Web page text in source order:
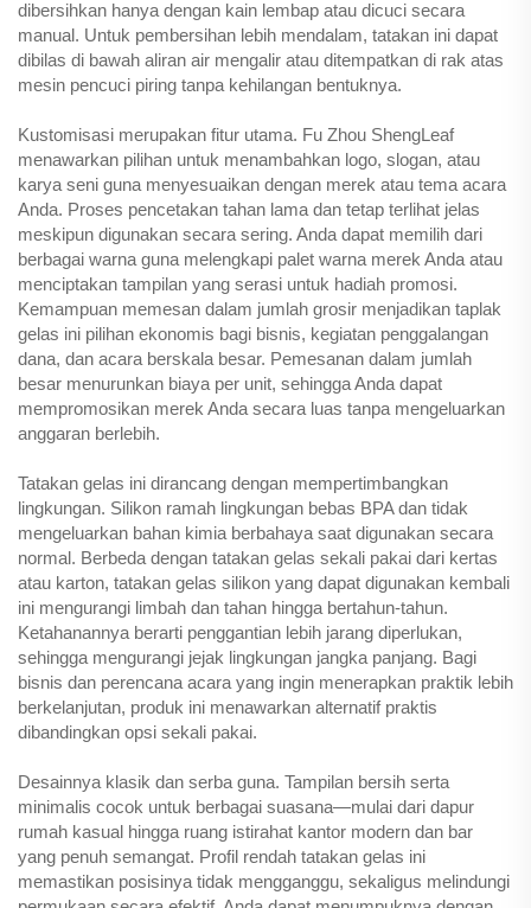
dibersihkan hanya dengan kain lembap atau dicuci secara
manual. Untuk pembersihan lebih mendalam, tatakan ini dapat
dibilas di bawah aliran air mengalir atau ditempatkan di rak atas
mesin pencuci piring tanpa kehilangan bentuknya.
Kustomisasi merupakan fitur utama. Fu Zhou ShengLeaf
menawarkan pilihan untuk menambahkan logo, slogan, atau
karya seni guna menyesuaikan dengan merek atau tema acara
Anda. Proses pencetakan tahan lama dan tetap terlihat jelas
meskipun digunakan secara sering. Anda dapat memilih dari
berbagai warna guna melengkapi palet warna merek Anda atau
menciptakan tampilan yang serasi untuk hadiah promosi.
Kemampuan memesan dalam jumlah grosir menjadikan taplak
gelas ini pilihan ekonomis bagi bisnis, kegiatan penggalangan
dana, dan acara berskala besar. Pemesanan dalam jumlah
besar menurunkan biaya per unit, sehingga Anda dapat
mempromosikan merek Anda secara luas tanpa mengeluarkan
anggaran berlebih.
Tatakan gelas ini dirancang dengan mempertimbangkan
lingkungan. Silikon ramah lingkungan bebas BPA dan tidak
mengeluarkan bahan kimia berbahaya saat digunakan secara
normal. Berbeda dengan tatakan gelas sekali pakai dari kertas
atau karton, tatakan gelas silikon yang dapat digunakan kembali
ini mengurangi limbah dan tahan hingga bertahun-tahun.
Ketahanannya berarti penggantian lebih jarang diperlukan,
sehingga mengurangi jejak lingkungan jangka panjang. Bagi
bisnis dan perencana acara yang ingin menerapkan praktik lebih
berkelanjutan, produk ini menawarkan alternatif praktis
dibandingkan opsi sekali pakai.
Desainnya klasik dan serba guna. Tampilan bersih serta
minimalis cocok untuk berbagai suasana—mulai dari dapur
rumah kasual hingga ruang istirahat kantor modern dan bar
yang penuh semangat. Profil rendah tatakan gelas ini
memastikan posisinya tidak mengganggu, sekaligus melindungi